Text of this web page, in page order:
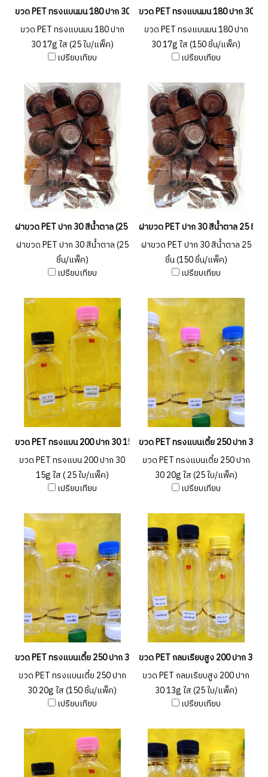
ขวด PET ทรงแบนมน 180 ปาก 30 17g ใส (25 ใบ/แพ็ค)
ขวด PET ทรงแบนมน 180 ปาก
30 17g ใส (25 ใบ/แพ็ค)
เปรียบเทียบ
ขวด PET ทรงแบนมน 180 ปาก 30
ขวด PET ทรงแบนมน 180 ปาก
30 17g ใส (150 ชิ้น/แพ็ค)
เปรียบเทียบ
ฝาขวด PET ปาก 30 สีน้ำตาล (25 ชิ้น/แพ็ค)
ฝาขวด PET ปาก 30 สีน้ำตาล (25
ชิ้น/แพ็ค)
เปรียบเทียบ
ฝาขวด PET ปาก 30 สีน้ำตาล 25 ชิ้น
ฝาขวด PET ปาก 30 สีน้ำตาล 25
ชิ้น (150 ชิ้น/แพ็ค)
เปรียบเทียบ
ขวด PET ทรงแบน 200 ปาก 30 15g ใส ( 25 ใบ/แพ็ค)
ขวด PET ทรงแบน 200 ปาก 30
15g ใส ( 25 ใบ/แพ็ค)
เปรียบเทียบ
ขวด PET ทรงแบนเตี้ย 250 ปาก 30
ขวด PET ทรงแบนเตี้ย 250 ปาก
30 20g ใส (25 ใบ/แพ็ค)
เปรียบเทียบ
ขวด PET ทรงแบนเตี้ย 250 ปาก 30 20g ใส (150 ชิ้น/แพ็ค)
ขวด PET ทรงแบนเตี้ย 250 ปาก
30 20g ใส (150 ชิ้น/แพ็ค)
เปรียบเทียบ
ขวด PET กลมเรียบสูง 200 ปาก 30
ขวด PET กลมเรียบสูง 200 ปาก
30 13g ใส (25 ใบ/แพ็ค)
เปรียบเทียบ